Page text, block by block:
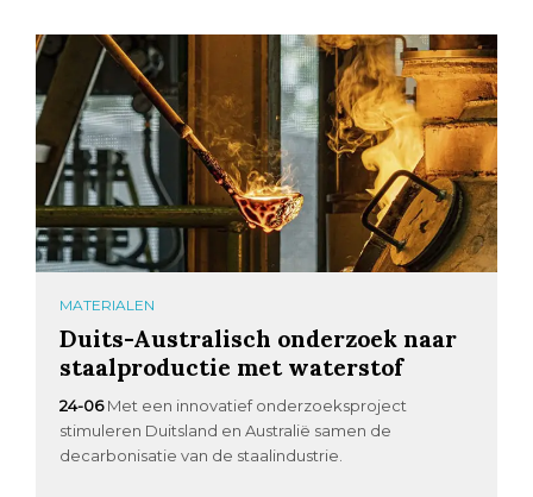
MATERIALEN
Duits-Australisch onderzoek naar
staalproductie met waterstof
24-06 Met een innovatief onderzoeksproject
stimuleren Duitsland en Australië samen de
decarbonisatie van de staalindustrie.